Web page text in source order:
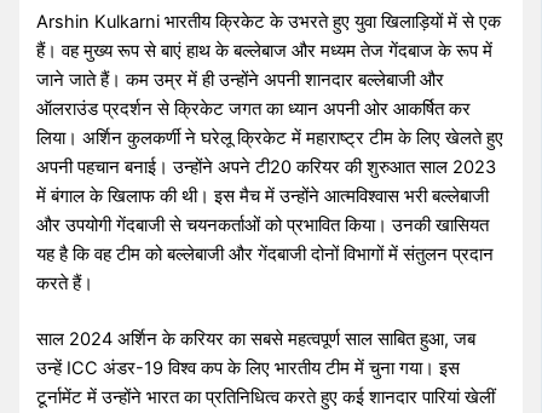
Arshin Kulkarni भारतीय क्रिकेट के उभरते हुए युवा खिलाड़ियों में से एक
हैं। वह मुख्य रूप से बाएं हाथ के बल्लेबाज और मध्यम तेज गेंदबाज के रूप में
जाने जाते हैं। कम उम्र में ही उन्होंने अपनी शानदार बल्लेबाजी और
ऑलराउंड प्रदर्शन से क्रिकेट जगत का ध्यान अपनी ओर आकर्षित कर
लिया। अर्शिन कुलकर्णी ने घरेलू क्रिकेट में महाराष्ट्र टीम के लिए खेलते हुए
अपनी पहचान बनाई। उन्होंने अपने टी20 करियर की शुरुआत साल 2023
में बंगाल के खिलाफ की थी। इस मैच में उन्होंने आत्मविश्वास भरी बल्लेबाजी
और उपयोगी गेंदबाजी से चयनकर्ताओं को प्रभावित किया। उनकी खासियत
यह है कि वह टीम को बल्लेबाजी और गेंदबाजी दोनों विभागों में संतुलन प्रदान
करते हैं।
साल 2024 अर्शिन के करियर का सबसे महत्वपूर्ण साल साबित हुआ, जब
उन्हें ICC अंडर-19 विश्व कप के लिए भारतीय टीम में चुना गया। इस
टूर्नामेंट में उन्होंने भारत का प्रतिनिधित्व करते हुए कई शानदार पारियां खेलीं